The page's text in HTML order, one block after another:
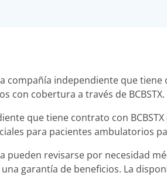
compañía independiente que
con cobertura a través de BCBSTX.
que tiene contrato con
para pacientes ambulatorios
revisarse por necesidad
garantía de beneficios. La